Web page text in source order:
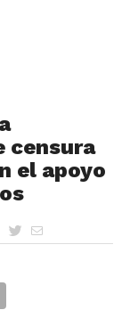
censura
el apoyo